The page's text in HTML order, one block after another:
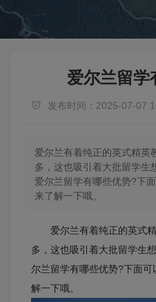
爱尔兰留学
发布时间：2025-07-07
爱尔兰有着纯正的英式精英
多，这也吸引着大批留学生
爱尔兰留学有哪些优势?下
来了解一下哦。
爱尔兰有着纯正的英式精
多，这也吸引着大批留学生
尔兰留学有哪些优势?下面
解一下哦。